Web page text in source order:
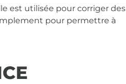
est utilisée pour corriger des
pour permettre à